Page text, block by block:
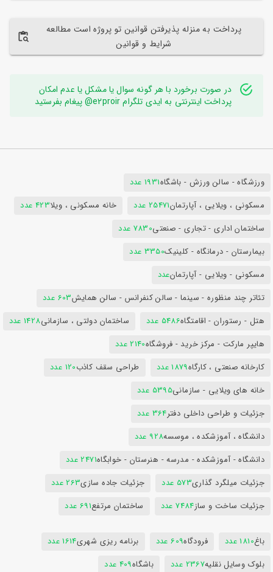
پرداخت به منزله پذیرفتن قوانین تو پروژه است مطالعه
شرایط و قوانین
در صورت برخورد با هر گونه سوال یا مشکل یا عدم امکان
پرداخت اینترنتی به ایدی تلگرام e2proir@ پیغام بفرستید
ورزشگاه - سالن ورزش - باشگاه1931 عدد
مسکونی ، ویلایی ، آپارتمان25471 عدد خانه مسکونی ، ویلا423 عدد
ساختمان اداری - تجاری - صنعتی7830 عدد
بیمارستان - درمانگاه - کلینیک3350 عدد
مسکونی - ویلایی - آپارتمانعدد
تئاتر چند منظوره - سینما - سالن کنفرانس - سالن همایش603 عدد
هتل - رستوران - اقامتگاه5486 عدد ساختمان دولتی ، سازمانی1428 عدد
هایپر مارکت - مرکز خرید - فروشگاه2140 عدد
کارخانه صنعتی ، کارگاه1879 عدد طراحی سقف کاذب120 عدد
خانه های ویلایی - سازمانی5395 عدد
جزئیات و طراحی داخلی دفتر364 عدد
دانشگاه ، آموزشکده ، موسسه928 عدد
دانشگاه - آموزشکده - مدرسه - هنرستان - خوابگاه2471 عدد
جزئیات میلگرد گذاری573 عدد جزئیات جاده سازی263 عدد
جزئیات ساخت و ساز7484 عدد ساختمان مرتفع691 عدد
باغ1810 عدد فرودگاه609 عدد برنامه ریزی شهری1614 عدد
بلوک وسایل نقلیه2367 عدد باشگاه409 عدد